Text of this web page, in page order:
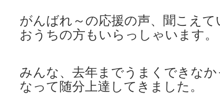
がんばれ～の応援の声、聞こえ
おうちの方もいらっしゃいます。
みんな、去年までうまくできな
なって随分上達してきました。